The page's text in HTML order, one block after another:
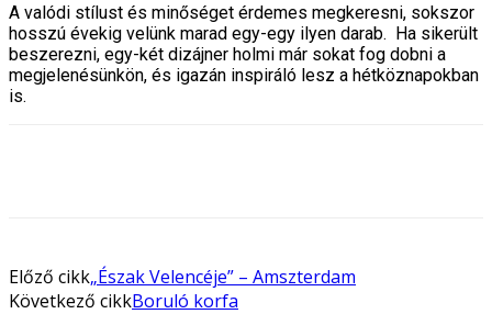
A valódi stílust és minőséget érdemes megkeresni, sokszor
hosszú évekig velünk marad egy-egy ilyen darab. Ha sikerült
beszerezni, egy-két dizájner holmi már sokat fog dobni a
megjelenésünkön, és igazán inspiráló lesz a hétköznapokban
is.
Előző cikk„Észak Velencéje” – Amszterdam
Következő cikkBoruló korfa